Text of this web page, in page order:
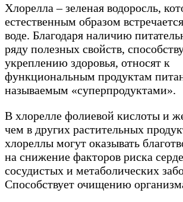
Хлорелла – зеленая водоросль,
естественным образом
воде. Благодаря наличию
ряду полезных свойств,
укреплению здоровья, относят к
функциональным продуктам
называемым «суперпродуктами».
В хлорелле фолиевой кислоты и
чем в других растительных
хлореллы могут оказывать
на снижение факторов риска
сосудистых и метаболических
Способствует очищению